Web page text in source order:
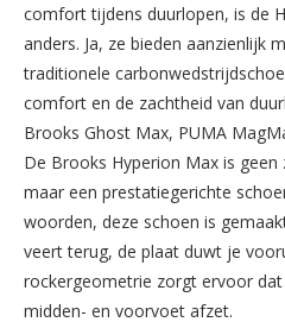
comfort tijdens duurlopen, is de
anders. Ja, ze bieden aanzienlijk
traditionele
comfort en de zachtheid van
Brooks Ghost Max, PUMA
De Brooks Hyperion Max is
maar een prestatiegerichte
woorden, deze schoen is
veert terug, de plaat duwt je
rockergeometrie zorgt ervoor
midden- en voorvoet afzet.